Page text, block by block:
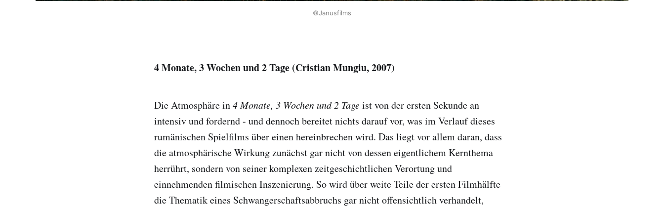
©Janusfilms
4 Monate, 3 Wochen und 2 Tage (Cristian Mungiu, 2007)
Die Atmosphäre in4 Monate, 3 Wochen und 2 Tageist von der ersten Sekunde an
intensiv und fordernd - und dennoch bereitet nichts darauf vor, was im Verlauf dieses
rumänischen Spielfilms über einen hereinbrechen wird. Das liegt vor allem daran, dass
die atmosphärische Wirkung zunächst gar nicht von dessen eigentlichem Kernthema
herrührt, sondern von seiner komplexen zeitgeschichtlichen Verortung und
einnehmenden filmischen Inszenierung. So wird über weite Teile der ersten Filmhälfte
die Thematik eines Schwangerschaftsabbruchs gar nicht offensichtlich verhandelt,